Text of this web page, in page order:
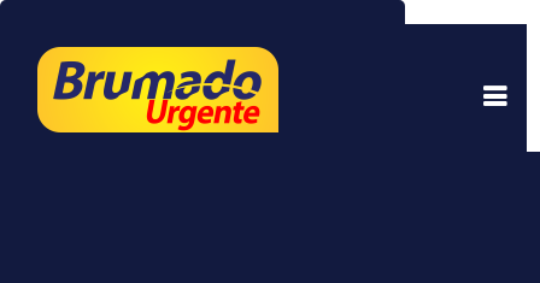
experiência. Ao continuar a navegar, você está
de acordo com isso.Saber mais.